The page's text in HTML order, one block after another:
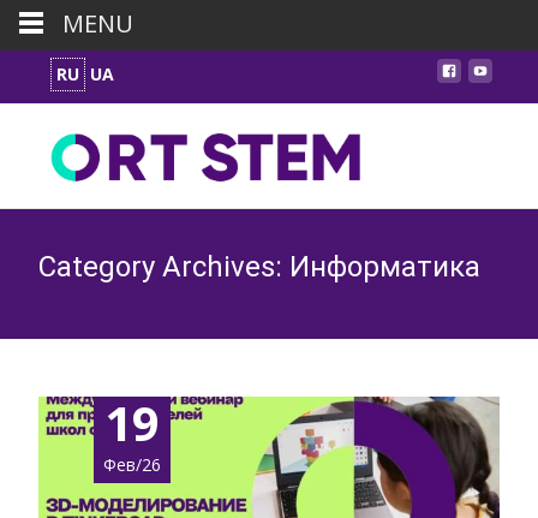
RU UA
Category Archives: Информатика
19
Фев/26
MENU